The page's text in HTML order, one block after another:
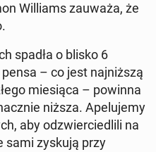
Wil­liams zauważa, że
spadła o blisko 6
– co jest naj­niż­szą
mie­sią­ca – powinna
niższa. Ape­lu­je­my
aby od­zwier­cie­dli­li na
sami zyskują przy